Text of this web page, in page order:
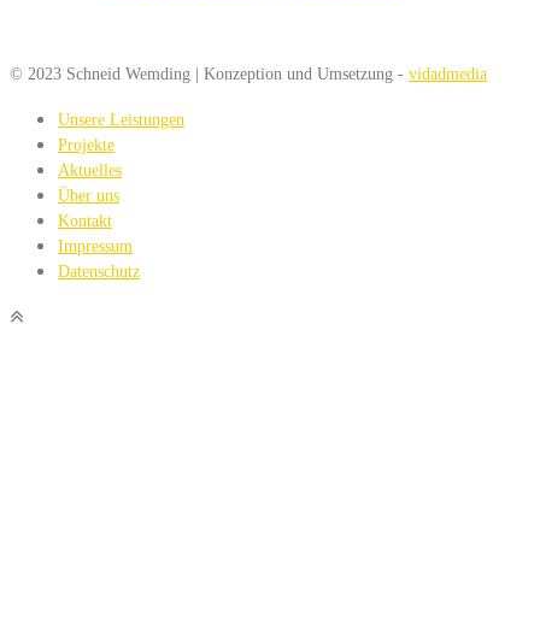
© 2023 Schneid Wemding | Konzeption und Umsetzung - vidadmedia
Unsere Leistungen
Projekte
Aktuelles
Über uns
Kontakt
Impressum
Datenschutz